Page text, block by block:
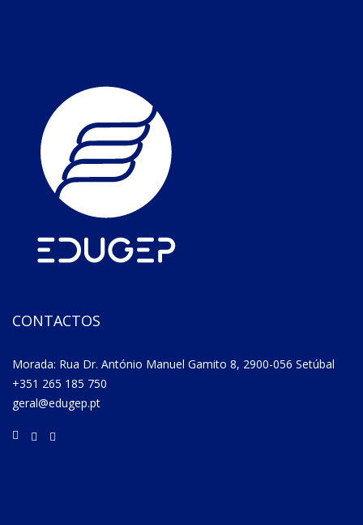
CONTACTOS
Morada: Rua Dr. António Manuel Gamito 8, 2900-056 Setúbal
+351 265 185 750
geral@edugep.pt